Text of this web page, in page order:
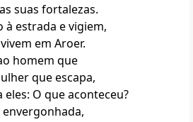
suas fortalezas.
à estrada e vigiem,
em Aroer.
homem que
que escapa,
O que aconteceu?